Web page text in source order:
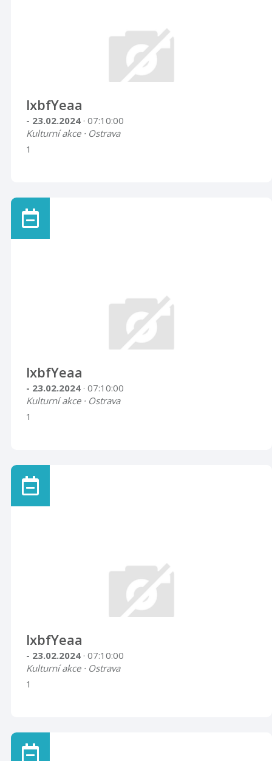
lxbfYeaa
- 23.02.2024 · 07:10:00
Kulturní akce · Ostrava
1
lxbfYeaa
- 23.02.2024 · 07:10:00
Kulturní akce · Ostrava
1
lxbfYeaa
- 23.02.2024 · 07:10:00
Kulturní akce · Ostrava
1